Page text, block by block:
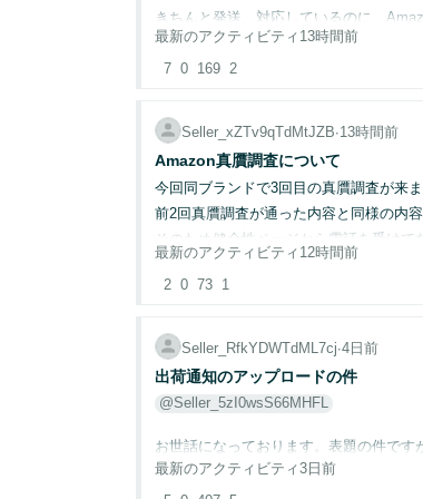
また、無視されるのだろうなと思いつつ
調査した上でだとしたら、なおさら残念
10点のまとめ買いに少し惹かれており、
ヘルプでもフォーラムでも見つかりませ
お客様のご希望に対応しAmazonのポリ
こういったお客様より、値引き交渉に対
お知恵をお借りできたらと思います。
よろしくお願いいたします。
きちんと発送、対応しているのに、
佐川急便での発送でしたので、購入者の
同じ日に別の商品を購入されましたが
全て購入した商品にクレームを出す人だ
3回申し立てをしましたがダメでした。
こういうのは泣き寝入りなのでしょうか？
警察に被害届を出そうと思ってます。
最新のアクティビティ 13時間前
7 0 169 2
Seller_xZTv9qTdMtJZB∙13時間前
Amazon真贋調査について
今回同ブランドで3回目の真贋調査が来ま
前2回真贋調査が通った内容と同様の内
そのため健全性ページから電話を受け
れました。
運！？運で本物か偽物かの判断をされて
その上何度も真贋調査のやり直しをする
皆さんこんなひどい扱いは納得されてる
一発で真贋調査をクリアする方法があり
取引先は海外です。こんな資料を用意し
メーカーと直接取引してもらっているの
是非よろしくお願いいたします。
最新のアクティビティ 12時間前
2 0 73 1
Seller_RfkYDWTdML7cj∙4日前
出荷通知のアップロードの件
@Seller_5zI0wsS66MHFL
お世話になっております。表題の件です
テクニカルサポートに聞いても何も解決
最新のアクティビティ3日前